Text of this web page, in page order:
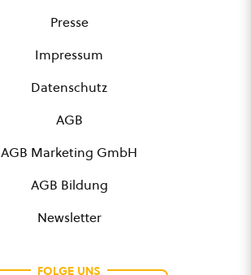
Presse
Impressum
Datenschutz
AGB
AGB Marketing GmbH
AGB Bildung
Newsletter
FOLGE UNS